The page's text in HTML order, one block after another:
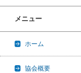
メニュー
ホーム
協会概要